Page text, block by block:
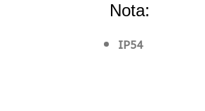
Nota:
IP54